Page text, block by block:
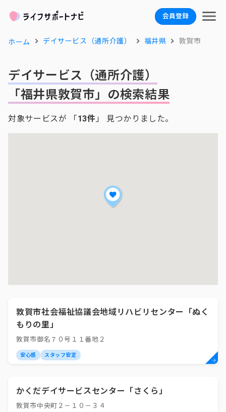
会員登録
ホーム デイサービス（通所介護） 福井県 敦賀市
デイサービス（通所介護）
「福井県敦賀市」の検索結果
対象サービスが 「13件 」 見つかりました。
敦賀市社会福祉協議会地域リハビリセンター「ぬく
もりの里」
敦賀市御名７０号１１番地２
安心感 スタッフ安定
かくだデイサービスセンター「さくら」
敦賀市中央町２－１０－３４